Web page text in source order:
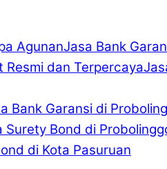
Jasa Bank
Bank Garansi di
Surety Bond di
di Kota Pasuruan